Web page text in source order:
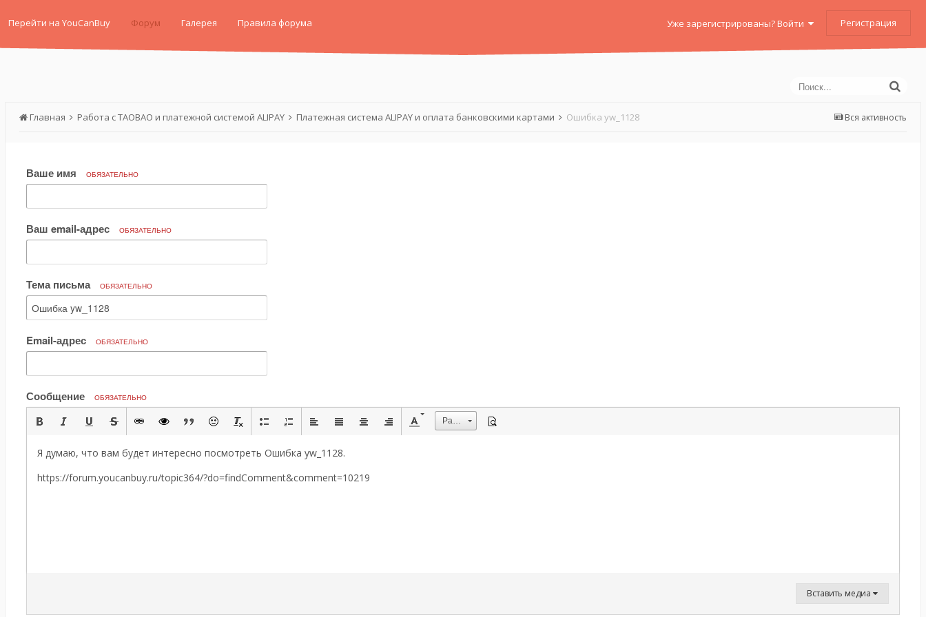
Перейти на YouCanBuy Форум Галерея Правила форума Уже зарегистрированы? Войти Регистрация
Вся активность
Главная Работа с TAOBAO и платежной системой ALIPAY Платежная система ALIPAY и оплата банковскими картами Ошибка yw_1128
Ваше имя ОБЯЗАТЕЛЬНО
Ваш email-адрес ОБЯЗАТЕЛЬНО
Тема письма ОБЯЗАТЕЛЬНО
Email-адрес ОБЯЗАТЕЛЬНО
Сообщение ОБЯЗАТЕЛЬНО
Размер
Я думаю, что вам будет интересно посмотреть Ошибка yw_1128.
https://forum.youcanbuy.ru/topic364/?do=findComment&comment=10219
Вставить медиа